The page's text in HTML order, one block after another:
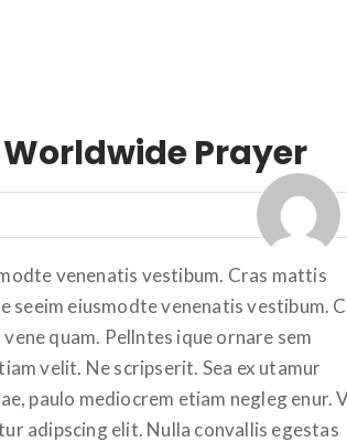
Prayer
venenatis vestibum. Cras mattis
seeim eiusmodte venenatis vestibum.
quam. Pellntes ique ornare sem
velit. Ne scripserit. Sea ex utamur
paulo mediocrem etiam negleg enur.
adipscing elit. Nulla convallis egestas